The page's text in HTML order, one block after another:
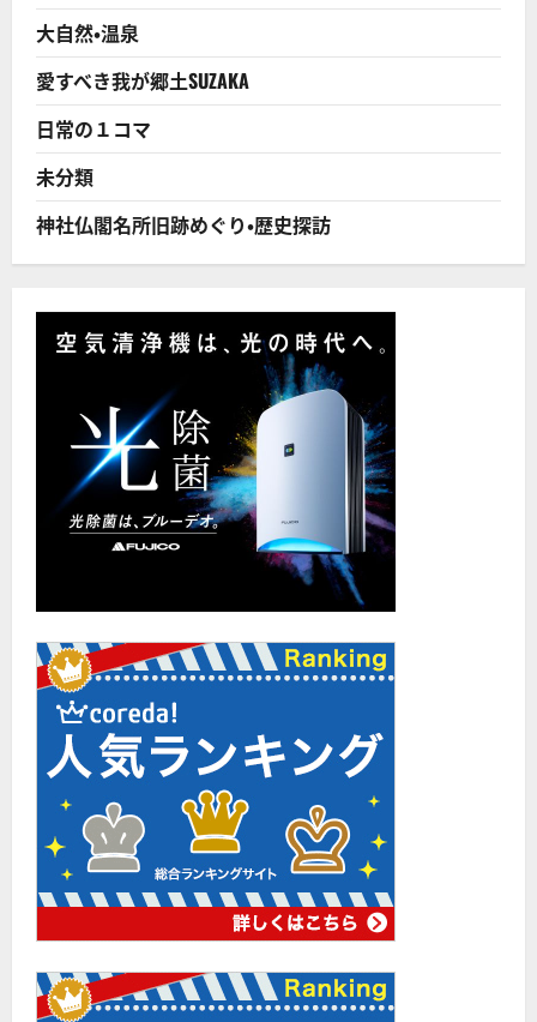
勝
巨
人」
の
選
手
育
成
像！
に
い
に
読
大自然・温泉
愛すべき我が郷土SUZAKA
日常の１コマ
未分類
神社仏閣名所旧跡めぐり・歴史探訪